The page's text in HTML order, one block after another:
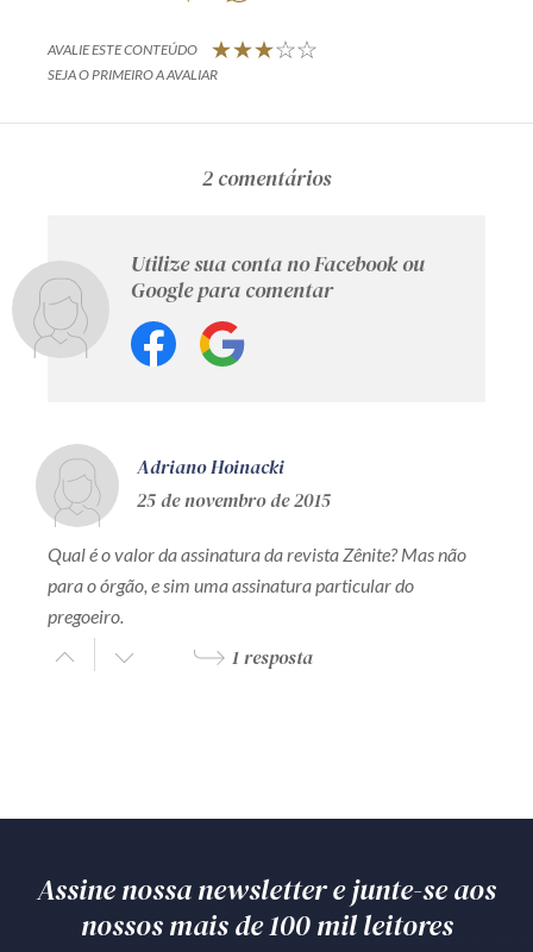
AVALIE ESTE CONTEÚDO
SEJA O PRIMEIRO A AVALIAR
2 comentários
Utilize sua conta no Facebook ou
Google para comentar
Adriano Hoinacki
25 de novembro de 2015
Qual é o valor da assinatura da revista Zênite? Mas não
para o órgão, e sim uma assinatura particular do
pregoeiro.
1 resposta
Assine nossa newsletter e junte-se aos
nossos mais de 100 mil leitores